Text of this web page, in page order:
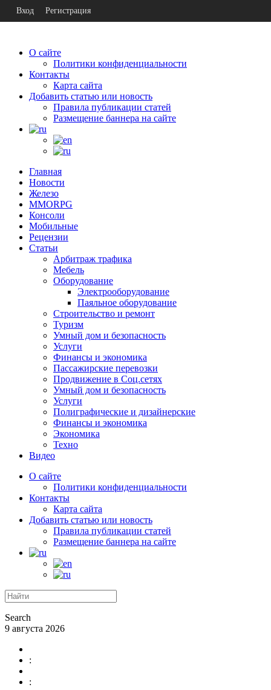
О сайте
Политики конфиденциальности
Контакты
Карта сайта
Добавить статью или новость
Правила публикации статей
Размещение баннера на сайте
Главная
Новости
Железо
MMORPG
Консоли
Мобильные
Рецензии
Статьи
Арбитраж трафика
Мебель
Оборудование
Электрооборудование
Паяльное оборудование
Строительство и ремонт
Туризм
Умный дом и безопасность
Услуги
Финансы и экономика
Пассажирские перевозки
Продвижение в Соц.сетях
Умный дом и безопасность
Услуги
Полиграфические и дизайнерские
Финансы и экономика
Экономика
Техно
Видео
О сайте
Политики конфиденциальности
Контакты
Карта сайта
Добавить статью или новость
Правила публикации статей
Размещение баннера на сайте
Search
9 августа 2026
:
:
Вход Регистрация